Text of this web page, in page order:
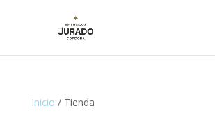
Inicio / Tienda